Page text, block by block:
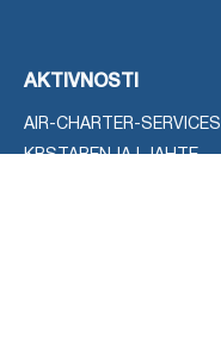
AKTIVNOSTI
AIR-CHARTER-SERVICES
KRSTARENJA I JAHTE